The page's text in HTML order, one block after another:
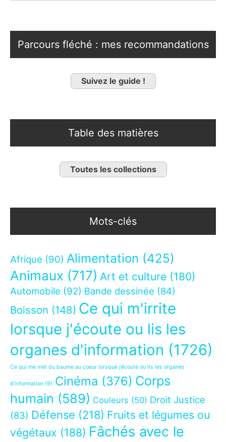
Parcours fléché : mes recommandations
Suivez le guide !
Table des matières
Toutes les collections
Mots-clés
Afrique (90) Alimentation (425)
Animaux (717) Art et culture (180)
Automobile (92) Bande dessinée (84)
Boisson (148) Ce qui m'irrite
lorsque j'écoute ou lis les
organes d'information (1726)
Ce qui me met du baume au coeur lorsque j’écoute ou lis les organes
d’information (9) Cinéma (376) Corps
humain (589) Couleurs (50) Droit Justice
(83) Défense (218) Fruits et légumes ou
végétaux (188) Fâchés avec le